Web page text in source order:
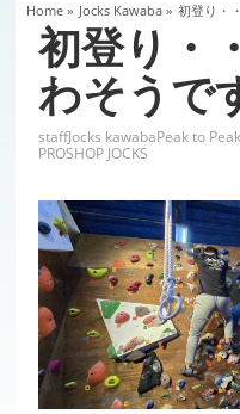
Home» Jocks Kawaba » 初登り・
初登り・
わそうで
staffJocks kawabaPeak to
PROSHOP JOCKS